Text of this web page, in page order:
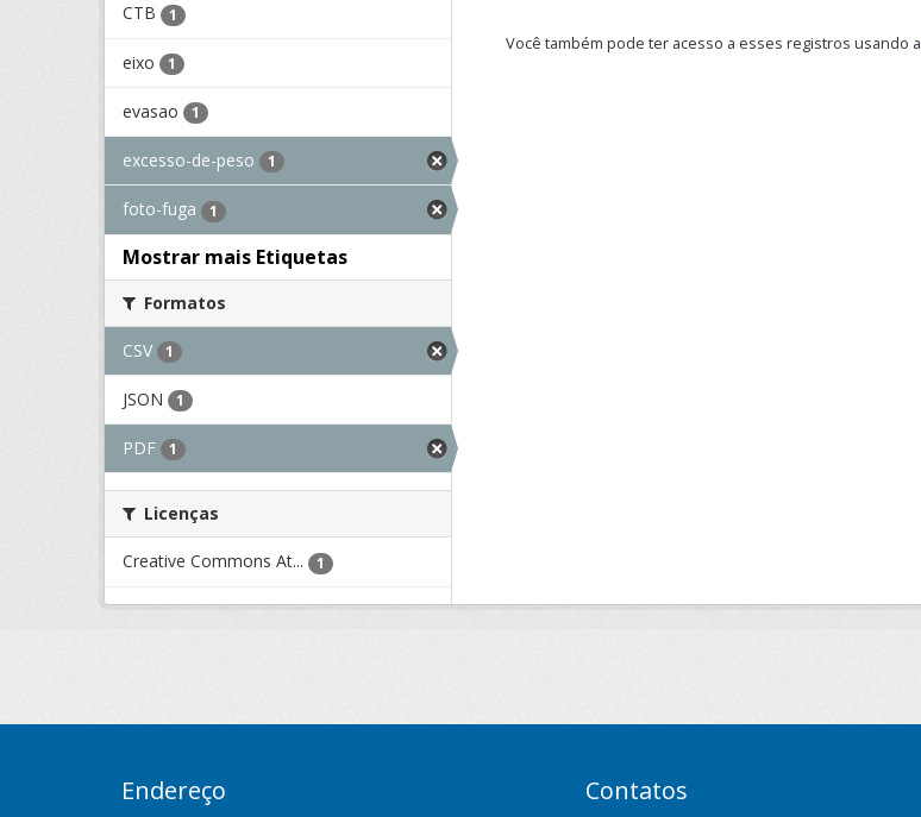
CTB 1
eixo 1
evasao 1
excesso-de-peso 1
foto-fuga 1
Mostrar mais Etiquetas
Formatos
CSV 1
JSON 1
PDF 1
Licenças
Creative Commons At... 1
Você também pode ter acesso a esses registros usando a
Endereço Contatos